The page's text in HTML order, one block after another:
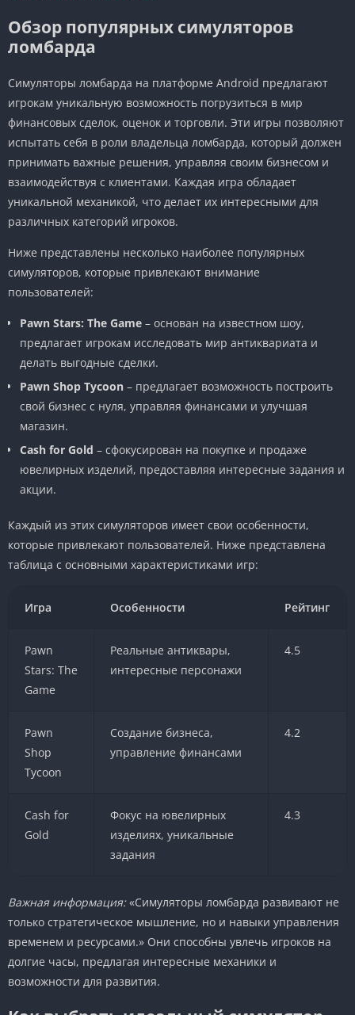
Обзор популярных симуляторов
ломбарда
Симуляторы ломбарда на платформе Android предлагают
игрокам уникальную возможность погрузиться в мир
финансовых сделок, оценок и торговли. Эти игры позволяют
испытать себя в роли владельца ломбарда, который должен
принимать важные решения, управляя своим бизнесом и
взаимодействуя с клиентами. Каждая игра обладает
уникальной механикой, что делает их интересными для
различных категорий игроков.
Ниже представлены несколько наиболее популярных
симуляторов, которые привлекают внимание
пользователей:
Pawn Stars: The Game – основан на известном шоу,
предлагает игрокам исследовать мир антиквариата и
делать выгодные сделки.
Pawn Shop Tycoon – предлагает возможность построить
свой бизнес с нуля, управляя финансами и улучшая
магазин.
Cash for Gold – сфокусирован на покупке и продаже
ювелирных изделий, предоставляя интересные задания и
акции.
Каждый из этих симуляторов имеет свои особенности,
которые привлекают пользователей. Ниже представлена
таблица с основными характеристиками игр:
Игра Особенности Рейтинг
Pawn
Stars: The
Game
Реальные антиквары,
интересные персонажи
4.5
Pawn
Shop
Tycoon
Создание бизнеса,
управление финансами
4.2
Cash for
Gold
Фокус на ювелирных
изделиях, уникальные
задания
4.3
Важная информация:«Симуляторы ломбарда развивают не
только стратегическое мышление, но и навыки управления
временем и ресурсами.» Они способны увлечь игроков на
долгие часы, предлагая интересные механики и
возможности для развития.